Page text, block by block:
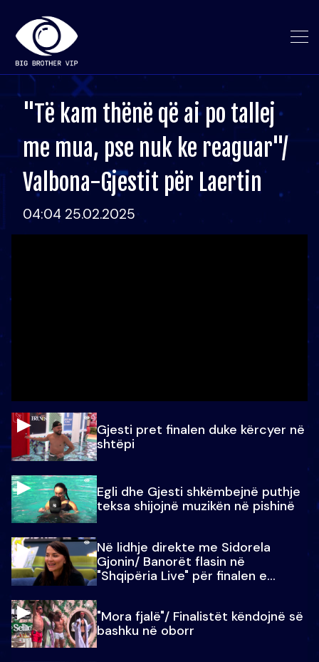
"Të kam thënë që ai po tallej
me mua, pse nuk ke reaguar"/
Valbona-Gjestit për Laertin
04:04 25.02.2025
Gjesti pret finalen duke kërcyer në
shtëpi
Egli dhe Gjesti shkëmbejnë puthje
teksa shijojnë muzikën në pishinë
Në lidhje direkte me Sidorela
Gjonin/ Banorët flasin në
"Shqipëria Live" për finalen e
"Mora fjalë"/ Finalistët këndojnë së
bashku në oborr